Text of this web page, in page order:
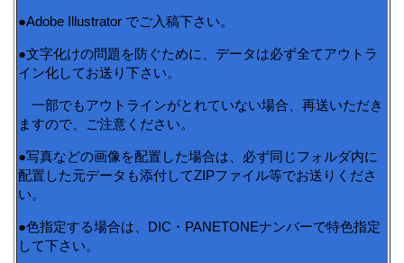
●Adobe Illustrator でご入稿下さい。
●文字化けの問題を防ぐために、データは必ず全てアウトラ
イン化してお送り下さい。
一部でもアウトラインがとれていない場合、再送いただき
ますので、ご注意ください。
●写真などの画像を配置した場合は、必ず同じフォルダ内に
配置した元データも添付してZIPファイル等でお送りくださ
い。
●色指定する場合は、DIC・PANETONEナンバーで特色指定
して下さい。